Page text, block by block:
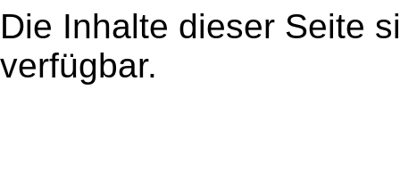
Die Inhalte dieser Seite
verfügbar.